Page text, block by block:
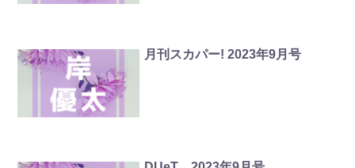
月刊スカパー! 2023年9月号